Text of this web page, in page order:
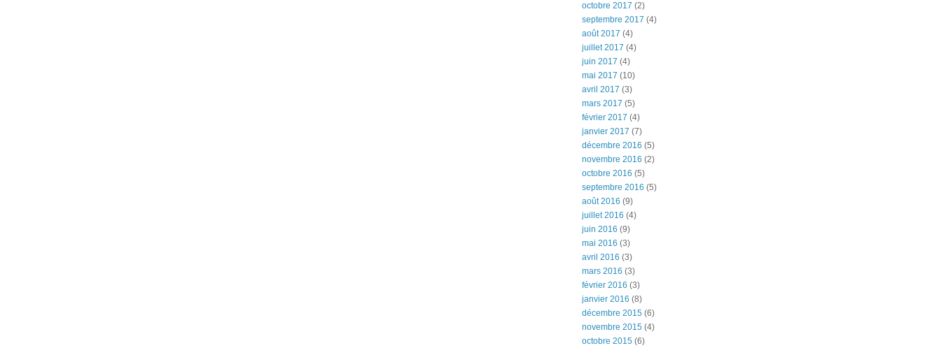
octobre 2017 (2)
septembre 2017 (4)
août 2017 (4)
juillet 2017 (4)
juin 2017 (4)
mai 2017 (10)
avril 2017 (3)
mars 2017 (5)
février 2017 (4)
janvier 2017 (7)
décembre 2016 (5)
novembre 2016 (2)
octobre 2016 (5)
septembre 2016 (5)
août 2016 (9)
juillet 2016 (4)
juin 2016 (9)
mai 2016 (3)
avril 2016 (3)
mars 2016 (3)
février 2016 (3)
janvier 2016 (8)
décembre 2015 (6)
novembre 2015 (4)
octobre 2015 (6)